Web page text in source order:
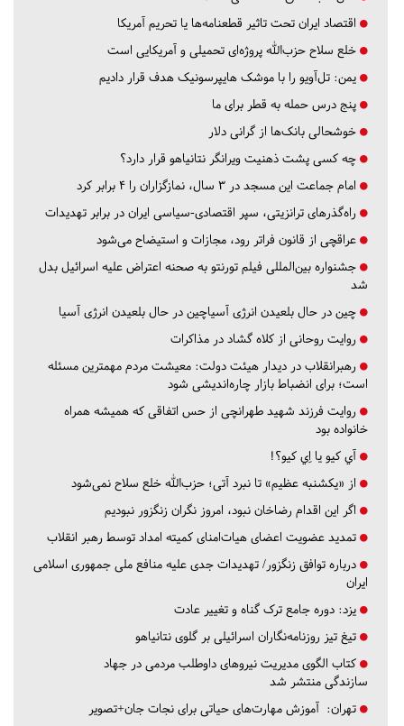
اقتصاد ایران تحت تاثیر قطعنامه‌ها یا تحریم‌ آمریکا
خلع سلاح حزب‌الله پروژه‌ای تحمیلی و آمریکایی است
یمن: تل‌آویو را با موشک هایپرسونیک هدف قرار دادیم
پنج درس‌ حمله به قطر برای ما
خوشحالی بانک‌ها از گرانی دلار
چه کسی پشت ذهنیت ویرانگر نتانیاهو قرار دارد؟
امام جماعت این مسجد در ۳ سال، نمازگزاران را ۴ برابر کرد
راه‌گذرهای ترانزیتی، سپر اقتصادی-سیاسی ایران در برابر تهدیدات
عراقچی از قانون فراتر رود، مجازات و استیضاح می‌شود
جشنواره بین‌المللی فیلم تورنتو به صحنه اعتراض علیه اسرائیل بدل
شد
چین در حال بلعیدن انرژی آسیاچین در حال بلعیدن انرژی آسیا
روایت روحانی از کلاه گشاد در مذاکرات
رهبرانقلاب در دیدار هیئت دولت: معیشت مردم مهمترین مسئله
است؛ برای انضباط بازار چاره‌اندیشی شود
روایت فرزند شهید طهرانچی از حس اتفاقی که همیشه همراه
خانواده بود
آي كيو يا اِي كيو؟!
از «یکشنبه عظیم» تا نبرد آتی؛ حزب‌الله خلع سلاح نمی‌شود
اگر این اقدام رضاخان نبود، امروز نگران زنگزور نبودیم
تمدید عضویت اعضای هیات‌امنای کمیته امداد توسط رهبر انقلاب
درباره توافق زنگزور/ تهدیدات جدی علیه منافع ملی جمهوری اسلامی
ایران
یزد: دوره جامع ترک گناه و تغییر عادت
تیغ تیز روزنامه‌نگاران اسرائیلی بر گلوی نتانیاهو
کتاب الگوی مدیریت نیروهای داوطلب مردمی در جهاد
سازندگی منتشر شد
تهران: آموزش مهارت‌های حیاتی برای نجات جان+تصویر